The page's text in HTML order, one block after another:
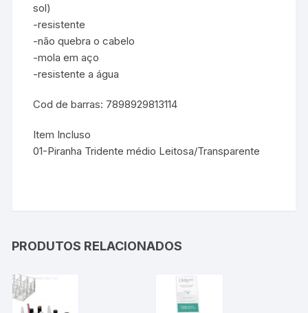
sol)
-resistente
-não quebra o cabelo
-mola em aço
-resistente a água
Cod de barras: 7898929813114
Item Incluso
01-Piranha Tridente médio Leitosa/Transparente
PRODUTOS RELACIONADOS